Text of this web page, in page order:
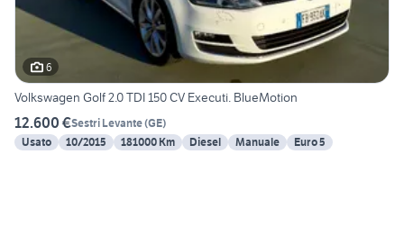
6
Volkswagen Golf 2.0 TDI 150 CV Executi. BlueMotion
12.600 €Sestri Levante(GE)
Usato
10/2015 181000 Km Diesel Manuale Euro 5